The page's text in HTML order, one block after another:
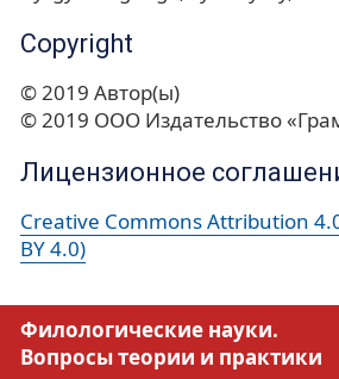
Copyright
© 2019 Автор(ы)
© 2019 ООО Издательство
Лицензионное
Creative Commons Attribution
BY 4.0)
Филологические науки.
Вопросы теории и практики